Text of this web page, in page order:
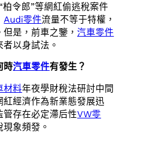
令郎”等網紅偷逃稅案件
Audi零件流量不等于特權，
但是，前車之鑒，汽車零件
以身試法。
時汽車零件有發生？
材料年夜學財稅法研討中間
紅經濟作為新業態發展迅
管存在必定滯后性VW零
現象頻發。